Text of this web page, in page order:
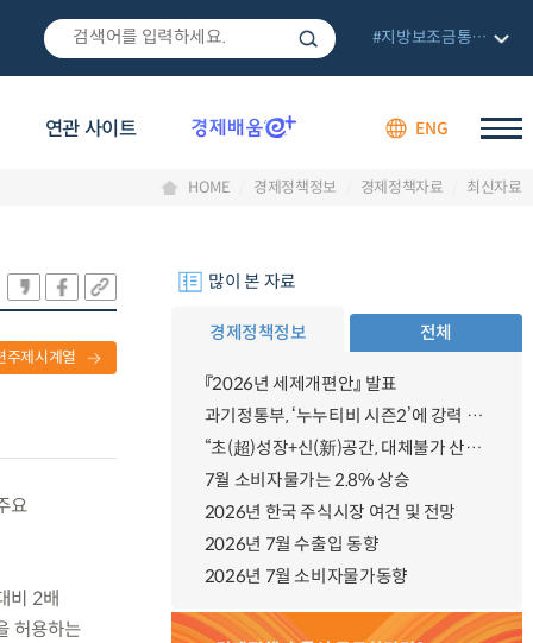
연관 사이트 ENG
#지방보조금통합관리망
HOME 경제정책정보 경제정책자료 최신자료
주제시계열
요
비 2배
허용하는
많이 본 자료
경제정책정보 전체
『2026년 세제개편안』 발표
과기정통부, ‘누누티비 시즌2’에 강력 대응 의지 밝혀
“초(超)성장+신(新)공간, 대체불가 산업강국”
7월 소비자물가는 2.8% 상승
2026년 한국 주식시장 여건 및 전망
2026년 7월 수출입 동향
2026년 7월 소비자물가동향